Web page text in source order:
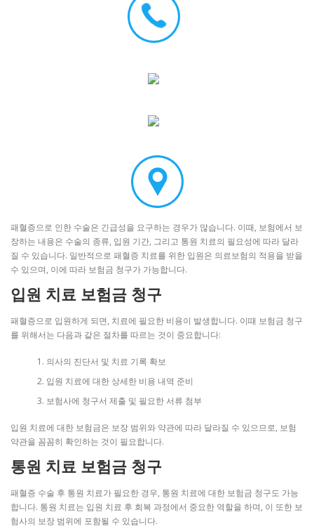
패혈증으로 인한 수술은 긴급성을 요구하는 경우가 많습니다. 이때, 보험에서 보
장하는 내용은 수술의 종류, 입원 기간, 그리고 통원 치료의 필요성에 따라 달라
질 수 있습니다. 일반적으로 패혈증 치료를 위한 입원은 의료보험의 적용을 받을
수 있으며, 이에 따라 보험금 청구가 가능합니다.
입원 치료 보험금 청구
패혈증으로 입원하게 되면, 치료에 필요한 비용이 발생합니다. 이때 보험금 청구
를 위해서는 다음과 같은 절차를 따르는 것이 중요합니다:
의사의 진단서 및 치료 기록 확보
입원 치료에 대한 상세한 비용 내역 준비
보험사에 청구서 제출 및 필요한 서류 첨부
입원 치료에 대한 보험금은 보장 범위와 약관에 따라 달라질 수 있으므로, 보험
약관을 꼼꼼히 확인하는 것이 필요합니다.
통원 치료 보험금 청구
패혈증 수술 후 통원 치료가 필요한 경우, 통원 치료에 대한 보험금 청구도 가능
합니다. 통원 치료는 입원 치료 후 회복 과정에서 중요한 역할을 하며, 이 또한 보
험사의 보장 범위에 포함될 수 있습니다.